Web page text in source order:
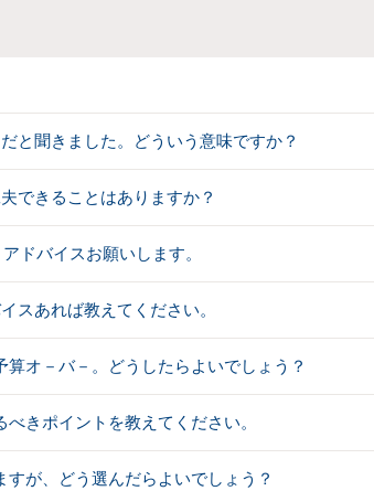
と聞きました。どういう意味ですか？
できることはありますか？
ドバイスお願いします。
スあれば教えてください。
オ－バ－。どうしたらよいでしょう？
きポイントを教えてください。
が、どう選んだらよいでしょう？